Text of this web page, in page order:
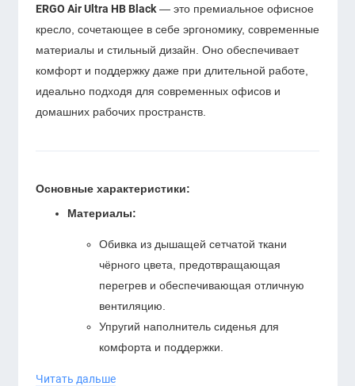
ERGO Air Ultra HB Black — это премиальное офисное
кресло, сочетающее в себе эргономику, современные
материалы и стильный дизайн. Оно обеспечивает
комфорт и поддержку даже при длительной работе,
идеально подходя для современных офисов и
домашних рабочих пространств.
Основные характеристики:
Материалы:
Обивка из дышащей сетчатой ткани
чёрного цвета, предотвращающая
перегрев и обеспечивающая отличную
вентиляцию.
Упругий наполнитель сиденья для
комфорта и поддержки.
Читать дальше